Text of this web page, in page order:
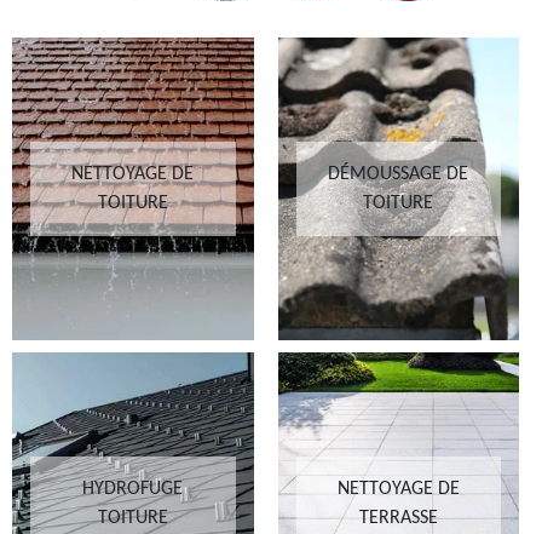
NETTOYAGE DE
TOITURE
DÉMOUSSAGE DE
TOITURE
HYDROFUGE
TOITURE
NETTOYAGE DE
TERRASSE